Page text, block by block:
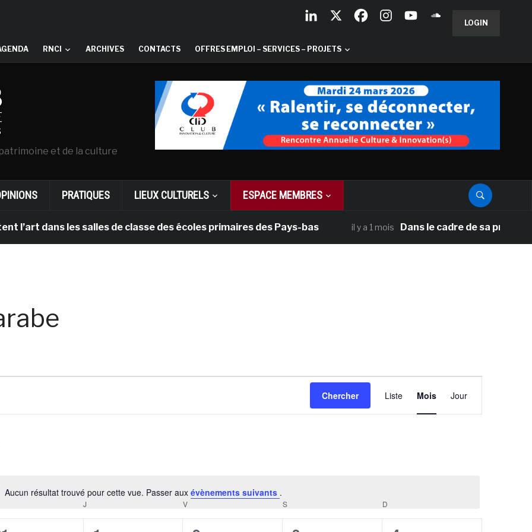
LOGIN
RNCI ARCHIVES CONTACTS OFFRES EMPLOI – SERVICES – PROJETS
et de la culture
PRATIQUES LIEUX CULTURELS ESPACE MEMBRES
dans les salles de classe des écoles primaires des Pays-bas il y a 1 mois Dans le cadre de sa
Notice
Aucun résultat trouvé pour cette vue. Passer aux évènements suivants .
Chercher
de
vues
Liste Mois Jour
J V S D